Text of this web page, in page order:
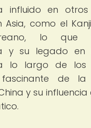
influido en
Asia, como el
lo que
y su legado en
lo largo de los
fascinante de
y su influencia